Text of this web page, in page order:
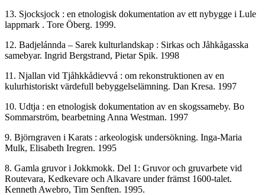
13. Sjocksjock : en etnologisk dokumentation av ett nybygge i Lule
lappmark . Tore Öberg. 1999.
12. Badjelánnda – Sarek kulturlandskap : Sirkas och Jåhkågasska
samebyar. Ingrid Bergstrand, Pietar Spik. 1998
11. Njallan vid Tjåhkkådievvá : om rekonstruktionen av en
kulurhistoriskt värdefull bebyggelselämning. Dan Kresa. 1997
10. Udtja : en etnologisk dokumentation av en skogssameby. Bo
Sommarström, bearbetning Anna Westman. 1997
9. Björngraven i Karats : arkeologisk undersökning. Inga-Maria
Mulk, Elisabeth Iregren. 1995
8. Gamla gruvor i Jokkmokk. Del 1: Gruvor och gruvarbete vid
Routevara, Kedkevare och Alkavare under främst 1600-talet.
Kenneth Awebro, Tim Senften. 1995.